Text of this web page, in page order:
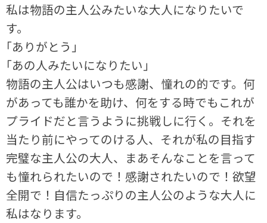
私は物語の主人公みたいな大人になりたいで
す。
｢ありがとう｣
｢あの人みたいになりたい｣
物語の主人公はいつも感謝、憧れの的です。何
があっても誰かを助け、何をする時でもこれが
プライドだと言うように挑戦しに行く。それを
当たり前にやってのける人、それが私の目指す
完璧な主人公の大人、まあそんなことを言って
も憧れられたいので！感謝されたいので！欲望
全開で！自信たっぷりの主人公のような大人に
私はなります。